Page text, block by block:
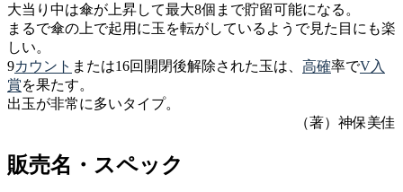
大当り中は傘が上昇して最大8個まで貯留可能になる。
まるで傘の上で起用に玉を転がしているようで見た目にも楽
しい。
9カウント または16回開閉後解除された玉は、 高確率でV入
賞を果たす。
出玉が非常に多いタイプ。
（著）神保美佳
販売名・スペック